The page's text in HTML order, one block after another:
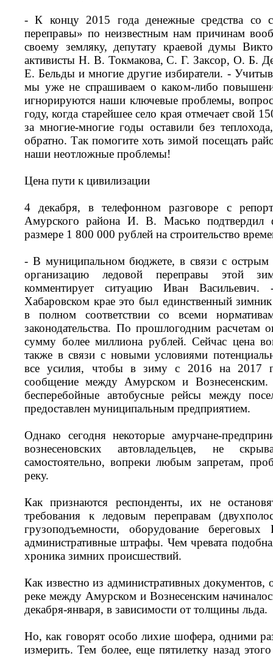
- К концу 2015 года денежные средства со
переправы» по неизвестным нам причинам
своему земляку, депутату краевой думы
активисты Н. В. Токмакова, С. Г. Заксор, О. Б.
Е. Бельды и многие другие избиратели. -
мы уже не спрашиваем о каком-либо
игнорируются наши ключевые проблемы,
году, когда старейшее село края отмечает свой
за многие-многие годы оставили без
обратно. Так помогите хоть зимой посещать
наши неотложные проблемы!
Цена пути к цивилизации
4 декабря, в телефонном разговоре с
Амурского района И. В. Масько подтвердил
размере 1 800 000 рублей на строительство
- В муниципальном бюджете, в связи с острым
организацию ледовой переправы этой
комментирует ситуацию Иван
Хабаровском крае это был единственный
в полном соответствии со всеми
законодательства. По прошлогодним расчетам
сумму более миллиона рублей. Сейчас цена
также в связи с новыми условиями
все усилия, чтобы в зиму с 2016 на 2017
сообщение между Амурском и Вознесенским.
бесперебойные автобусные рейсы между
предоставлен муниципальным предприятием.
Однако сегодня некоторые амурчане-
вознесеновских автовладельцев, не
самостоятельно, вопреки любым запретам,
реку.
Как признаются респонденты, их не
требования к ледовым переправам
грузоподъемности, оборудование
административные штрафы. Чем чревата
хроника зимних происшествий.
Как известно из административных документов,
реке между Амурском и Вознесенским
декабря-января, в зависимости от толщины льда.
Но, как говорят особо лихие шофера, одними
измерить. Тем более, еще пятилетку назад